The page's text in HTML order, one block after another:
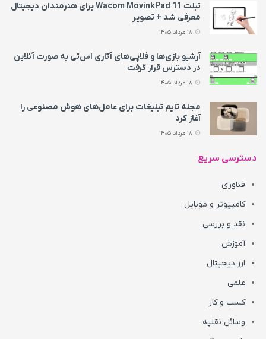
تبلت Wacom MovinkPad 11 برای هنرمندان دیجیتال
معرفی شد + تصویر
آرشیو بازی‌ها و فلاپی‌های آتاری اس‌تی به‌ صورت آنلاین
در دسترس قرار گرفت
مجله تایم تبلیغات برای عامل‌های هوش مصنوعی را
آغاز کرد
دسترسی سریع
فناوری
کامپیوتر و موبایل
نقد و بررسی
آموزش
ارز دیجیتال
علمی
کسب و کار
وسائل نقلیه